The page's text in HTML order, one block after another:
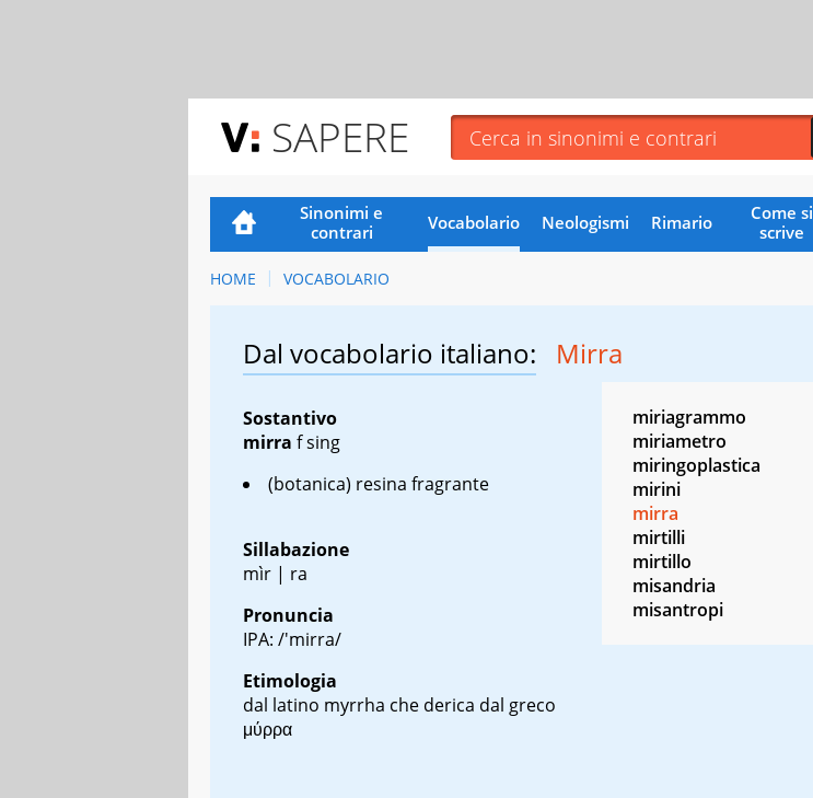
SAPERE
Sinonimi e
contrari
Vocabolario Neologismi Rimario
Come si
scrive
HOME VOCABOLARIO
Dal vocabolario italiano: Mirra
Sostantivo
mirra f sing
(botanica) resina fragrante
Sillabazione
mìr | ra
Pronuncia
IPA: /'mirra/
Etimologia
dal latino myrrha che derica dal greco
μύρρα
miriagrammo
miriametro
miringoplastica
mirini
mirra
mirtilli
mirtillo
misandria
misantropi